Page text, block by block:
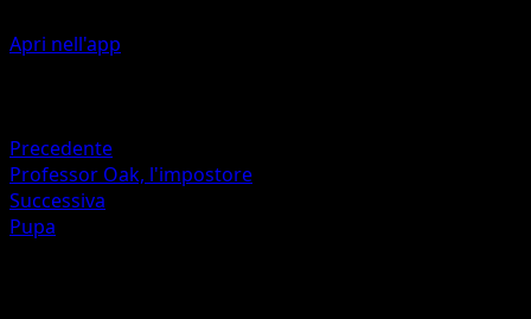
Apri nell'app
Precedente
Professor Oak, l'impostore
Successiva
Pupa